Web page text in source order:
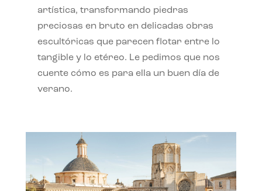
artística, transformando piedras
preciosas en bruto en delicadas obras
escultóricas que parecen flotar entre lo
tangible y lo etéreo. Le pedimos que nos
cuente cómo es para ella un buen día de
verano.